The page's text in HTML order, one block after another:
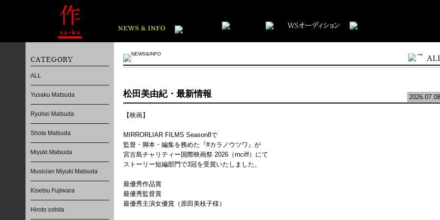
ALL
Yusaku Matsuda
Ryuhei Matsuda
Shota Matsuda
Miyuki Matsuda
Musician Miyuki Matsuda
Kisetsu Fujiwara
Hiroto oshita
松田美由紀・最新情報 2026.07.08
【映画】
MIRRORLIAR FILMS Season8で
監督・脚本・編集を務めた『#カラノウツワ』が
宮古島チャリティー国際映画祭 2026（mciff）にて
ストーリー短編部門で3冠を受賞いたしました。
最優秀作品賞
最優秀監督賞
最優秀主演女優賞（原田美枝子様）